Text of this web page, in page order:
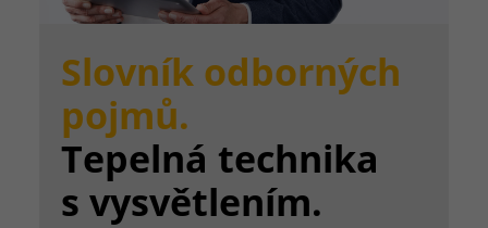
Slovník odborných
pojmů.
Tepelná technika
s vysvětlením.